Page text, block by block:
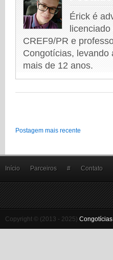
Érick é
CREF9/PR e
Congotícias, levando
mais de 12 anos.
Postagem mais recente
Início Parceiros # Contato
Copyright © (2013 - 2025)